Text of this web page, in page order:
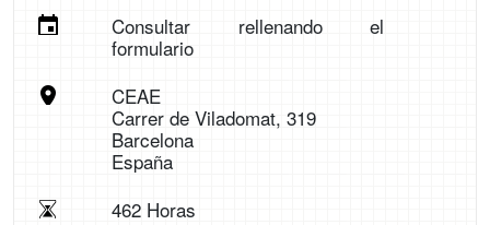
Consultar rellenando el
formulario
CEAE
Carrer de Viladomat, 319
Barcelona
España
462 Horas